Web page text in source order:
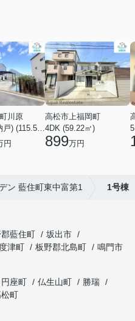
川原
4LDK＋S(納戸) (115.52㎡)
円
高松市上福岡町
4DK (59.22㎡)
899万円
ン 藍住町東中富第1 1号棟
藍住町
坂出市
津町 板野郡北島町
鳴門市
円座町 仏生山町
勝瑞
町